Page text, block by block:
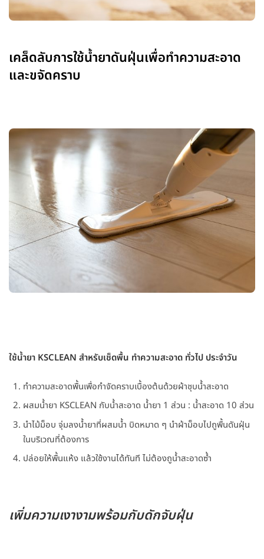
เคล็ดลับการใช้น้ำยาดันฝุ่นเพื่อทำความสะอาด
และขจัดคราบ
ใช้น้ำยา KSCLEAN สำหรับเช็ดพื้น ทำความสะอาด ทั่วไป ประจำวัน
ทำความสะอาดพื้นเพื่อกำจัดคราบเบื้องต้นด้วยผ้าชุบน้ำสะอาด
ผสมน้ำยา KSCLEAN กับน้ำสะอาด น้ำยา 1 ส่วน : น้ำสะอาด 10 ส่วน
นำไม้ม็อบ จุ่มลงน้ำยาที่ผสมน้ำ บิดหมาด ๆ นำผ้าม็อบไปถูพื้นดันฝุ่น
ในบริเวณที่ต้องการ
ปล่อยให้พื้นแห้ง แล้วใช้งานได้ทันที ไม่ต้องถูน้ำสะอาดซ้ำ
เพิ่มความเงางามพร้อมกับดักจับฝุ่น